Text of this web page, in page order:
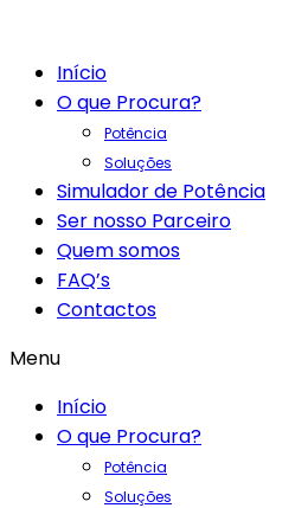
Início
O que Procura?
Potência
Soluções
Simulador de Potência
Ser nosso Parceiro
Quem somos
FAQ’s
Contactos
Menu
Início
O que Procura?
Potência
Soluções